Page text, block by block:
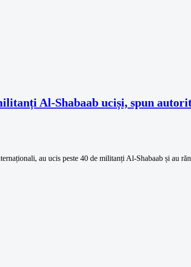
Al-Shabaab uciși, spun
au ucis peste 40 de militanți Al-Shabaab și au